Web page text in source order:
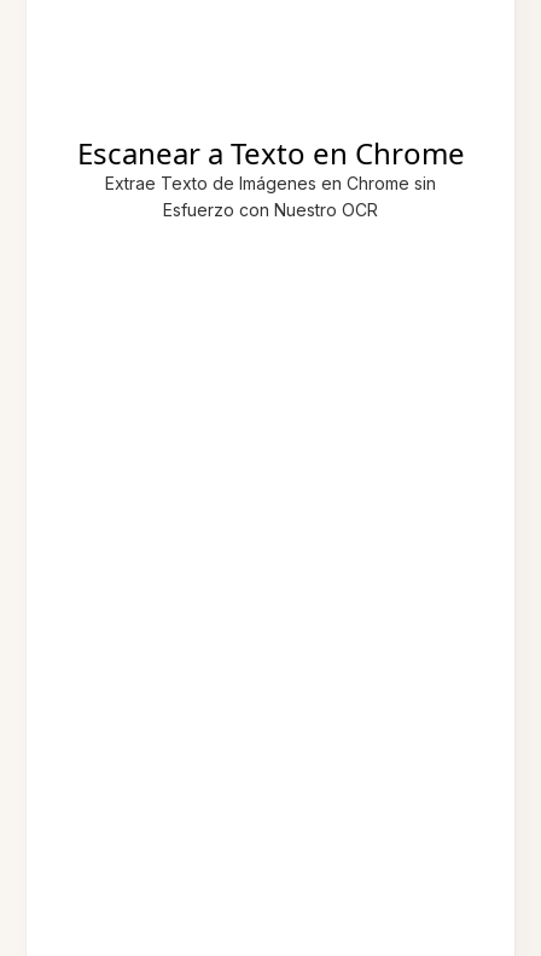
Escanear a Texto en Chrome
Extrae Texto de Imágenes en Chrome sin
Esfuerzo con Nuestro OCR